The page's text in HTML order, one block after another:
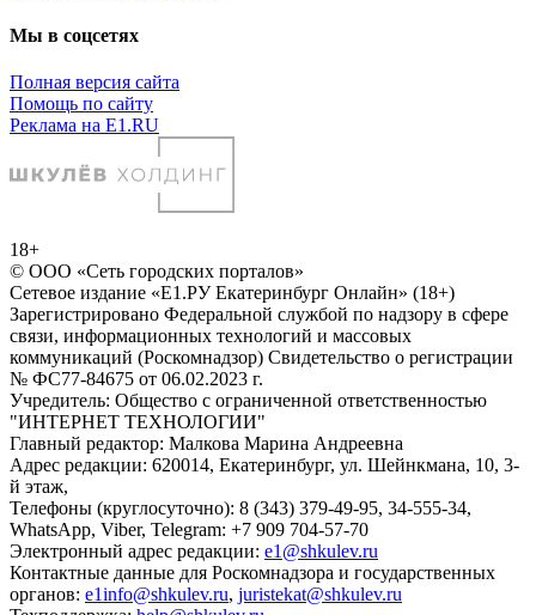
Мы в соцсетях
Полная версия сайта
Помощь по сайту
Реклама на E1.RU
18+
© ООО «Сеть городских порталов»
Сетевое издание «Е1.РУ Екатеринбург Онлайн» (18+)
Зарегистрировано Федеральной службой по надзору в сфере
связи, информационных технологий и массовых
коммуникаций (Роскомнадзор) Свидетельство о регистрации
№ ФС77-84675 от 06.02.2023 г.
Учредитель: Общество с ограниченной ответственностью
"ИНТЕРНЕТ ТЕХНОЛОГИИ"
Главный редактор: Малкова Марина Андреевна
Адрес редакции: 620014, Екатеринбург, ул. Шейнкмана, 10, 3-
й этаж,
Телефоны (круглосуточно): 8 (343) 379-49-95, 34-555-34,
WhatsApp, Viber, Telegram: +7 909 704-57-70
Электронный адрес редакции: e1@shkulev.ru
Контактные данные для Роскомнадзора и государственных
органов: e1info@shkulev.ru, juristekat@shkulev.ru